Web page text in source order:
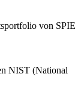
von SPIE
NIST (National